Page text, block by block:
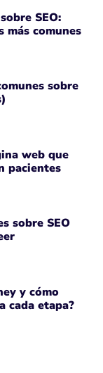
SEO:
más comunes
sobre
web que
pacientes
sobre SEO
y cómo
cada etapa?